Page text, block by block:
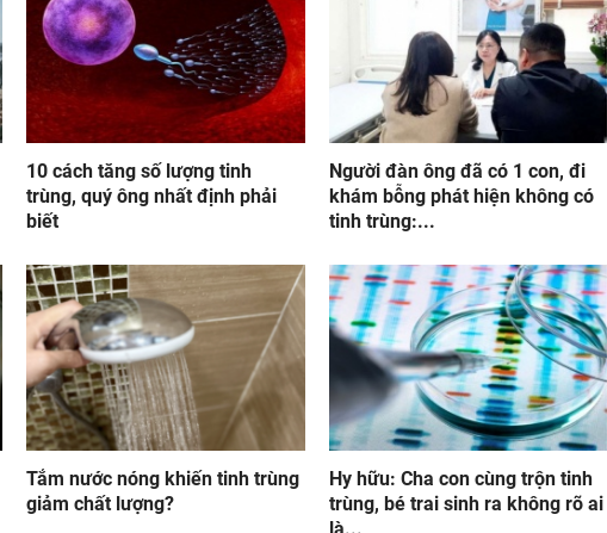
10 cách tăng số lượng tinh
trùng, quý ông nhất định phải
biết
Người đàn ông đã có 1 con, đi
khám bỗng phát hiện không có
tinh trùng:...
Tắm nước nóng khiến tinh trùng
giảm chất lượng?
Hy hữu: Cha con cùng trộn tinh
trùng, bé trai sinh ra không rõ ai